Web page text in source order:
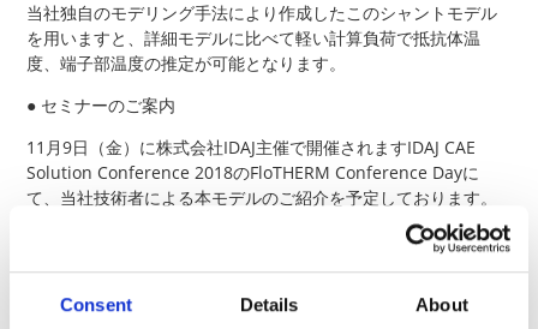
Consent Details About
当社独自のモデリング手法により作成したこのシャントモデル
を用いますと、詳細モデルに比べて軽い計算負荷で抵抗体温
度、端子部温度の推定が可能となります。
● セミナーのご案内
11月9日（金）に株式会社IDAJ主催で開催されますIDAJ CAE
Solution Conference 2018のFloTHERM Conference Dayに
て、当社技術者による本モデルのご紹介を予定しております。
モデルの構成、使い方、シミュレーション結果の実測との比較
などを中心にご説明致します。 講演日程、申し込み方法などに
つきましては、IDAJ様ホームページにてご確認ください。
セミナー名
FloTHERM Conference Day